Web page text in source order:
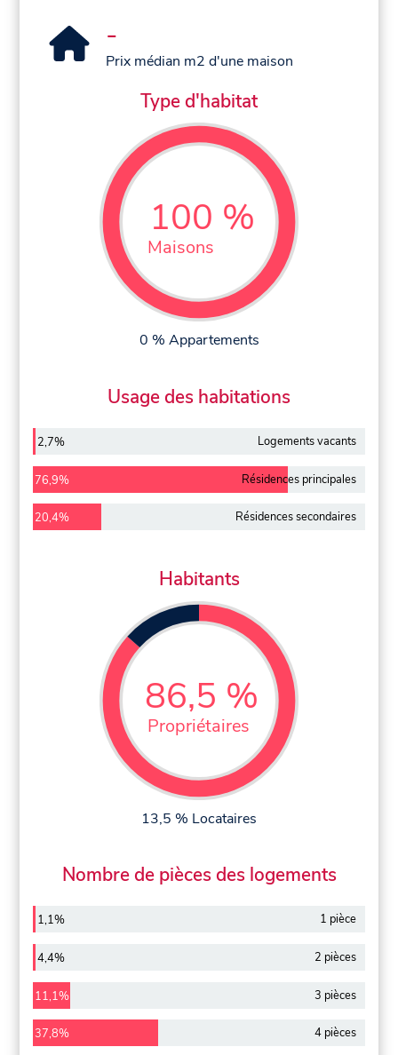
-
Prix médian m2 d'une maison
Type d'habitat
100 %
Maisons
0 % Appartements
Usage des habitations
2,7% Logements vacants
76,9% Résidences principales
20,4% Résidences secondaires
Habitants
86,5 %
Propriétaires
13,5 % Locataires
Nombre de pièces des logements
1,1% 1 pièce
4,4% 2 pièces
11,1% 3 pièces
37,8% 4 pièces